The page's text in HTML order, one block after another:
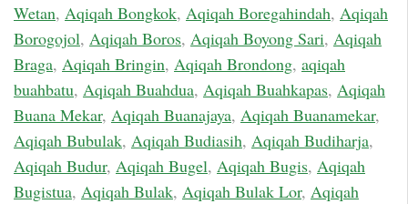
Wetan, Aqiqah Bongkok, Aqiqah Boregahindah, Aqiqah
Borogojol, Aqiqah Boros, Aqiqah Boyong Sari, Aqiqah
Braga, Aqiqah Bringin, Aqiqah Brondong, aqiqah
buahbatu, Aqiqah Buahdua, Aqiqah Buahkapas, Aqiqah
Buana Mekar, Aqiqah Buanajaya, Aqiqah Buanamekar,
Aqiqah Bubulak, Aqiqah Budiasih, Aqiqah Budiharja,
Aqiqah Budur, Aqiqah Bugel, Aqiqah Bugis, Aqiqah
Bugistua, Aqiqah Bulak, Aqiqah Bulak Lor, Aqiqah